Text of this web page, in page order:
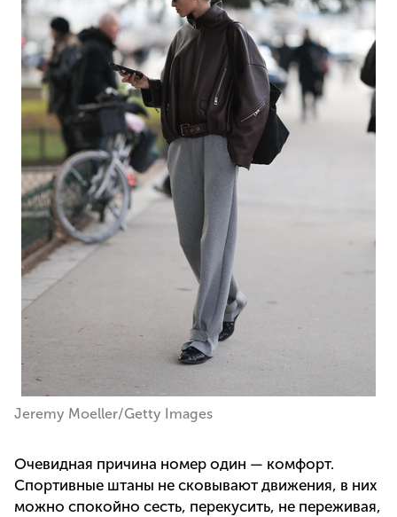
Jeremy Moeller/Getty Images
Очевидная причина номер один — комфорт.
Спортивные штаны не сковывают движения, в них
можно спокойно сесть, перекусить, не переживая,